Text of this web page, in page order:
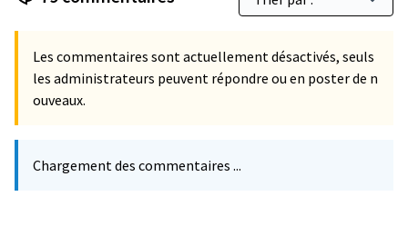
Les commentaires sont actuellement désactivés, seuls
les administrateurs peuvent répondre ou en poster de n
ouveaux.
Chargement des commentaires ...